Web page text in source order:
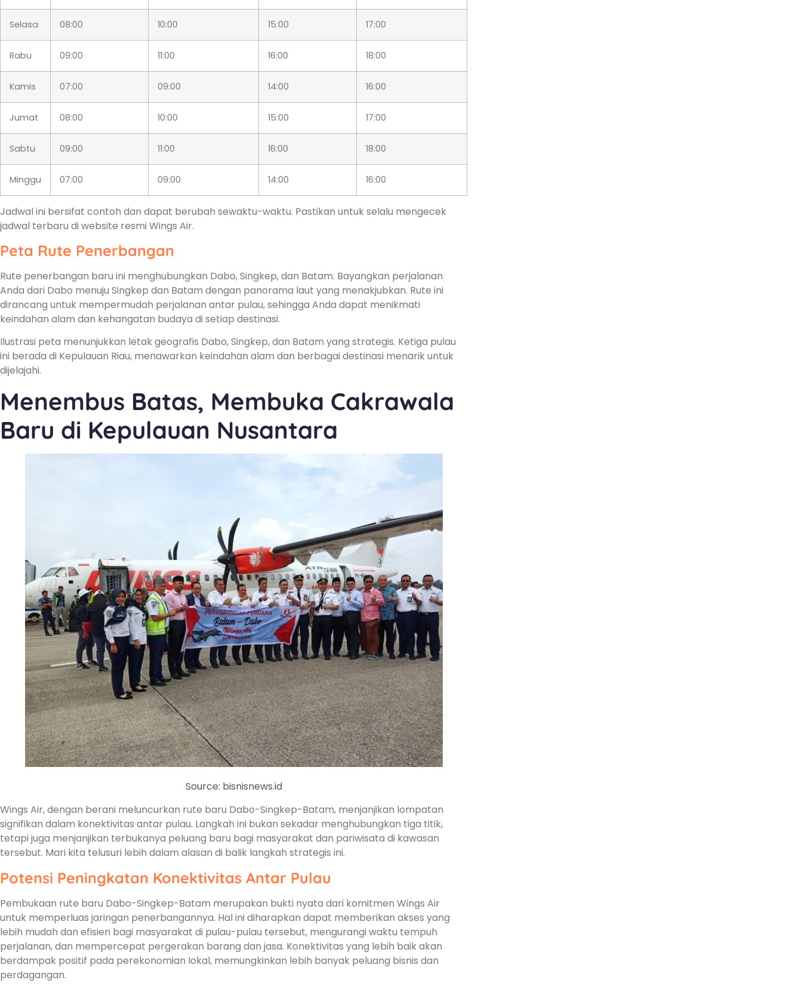
Selasa 08:00 10:00 15:00 17:00
Rabu 09:00 11:00 16:00 18:00
Kamis 07:00 09:00 14:00 16:00
Jumat 08:00 10:00 15:00 17:00
Sabtu 09:00 11:00 16:00 18:00
Minggu 07:00 09:00 14:00 16:00
Jadwal ini bersifat contoh dan dapat berubah sewaktu-waktu. Pastikan untuk selalu mengecek
jadwal terbaru di website resmi Wings Air.
Peta Rute Penerbangan
Rute penerbangan baru ini menghubungkan Dabo, Singkep, dan Batam. Bayangkan perjalanan
Anda dari Dabo menuju Singkep dan Batam dengan panorama laut yang menakjubkan. Rute ini
dirancang untuk mempermudah perjalanan antar pulau, sehingga Anda dapat menikmati
keindahan alam dan kehangatan budaya di setiap destinasi.
Ilustrasi peta menunjukkan letak geografis Dabo, Singkep, dan Batam yang strategis. Ketiga pulau
ini berada di Kepulauan Riau, menawarkan keindahan alam dan berbagai destinasi menarik untuk
dijelajahi.
Menembus Batas, Membuka Cakrawala
Baru di Kepulauan Nusantara
Source: bisnisnews.id
Wings Air, dengan berani meluncurkan rute baru Dabo-Singkep-Batam, menjanjikan lompatan
signifikan dalam konektivitas antar pulau. Langkah ini bukan sekadar menghubungkan tiga titik,
tetapi juga menjanjikan terbukanya peluang baru bagi masyarakat dan pariwisata di kawasan
tersebut. Mari kita telusuri lebih dalam alasan di balik langkah strategis ini.
Potensi Peningkatan Konektivitas Antar Pulau
Pembukaan rute baru Dabo-Singkep-Batam merupakan bukti nyata dari komitmen Wings Air
untuk memperluas jaringan penerbangannya. Hal ini diharapkan dapat memberikan akses yang
lebih mudah dan efisien bagi masyarakat di pulau-pulau tersebut, mengurangi waktu tempuh
perjalanan, dan mempercepat pergerakan barang dan jasa. Konektivitas yang lebih baik akan
berdampak positif pada perekonomian lokal, memungkinkan lebih banyak peluang bisnis dan
perdagangan.